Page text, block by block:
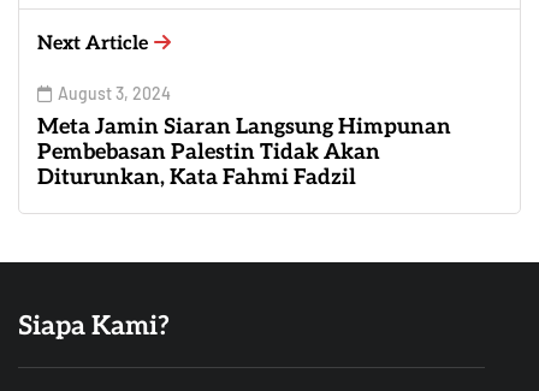
Next Article
August 3, 2024
Meta Jamin Siaran Langsung Himpunan
Pembebasan Palestin Tidak Akan
Diturunkan, Kata Fahmi Fadzil
Siapa Kami?